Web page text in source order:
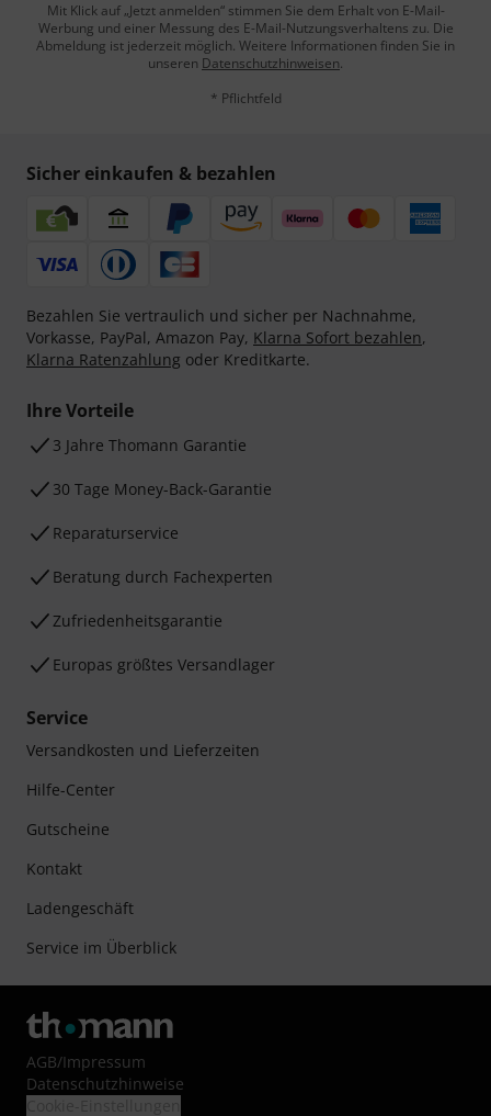
Mit Klick auf „Jetzt anmelden“ stimmen Sie dem Erhalt von E-Mail-
Werbung und einer Messung des E-Mail-Nutzungsverhaltens zu. Die
Abmeldung ist jederzeit möglich. Weitere Informationen finden Sie in
unseren Datenschutzhinweisen.
* Pflichtfeld
Sicher einkaufen & bezahlen
Bezahlen Sie vertraulich und sicher per Nachnahme,
Vorkasse, PayPal, Amazon Pay, Klarna Sofort bezahlen,
Klarna Ratenzahlung oder Kreditkarte.
Ihre Vorteile
3 Jahre Thomann Garantie
30 Tage Money-Back-Garantie
Reparaturservice
Beratung durch Fachexperten
Zufriedenheitsgarantie
Europas größtes Versandlager
Service
Versandkosten und Lieferzeiten
Hilfe-Center
Gutscheine
Kontakt
Ladengeschäft
Service im Überblick
AGB/Impressum
Datenschutzhinweise